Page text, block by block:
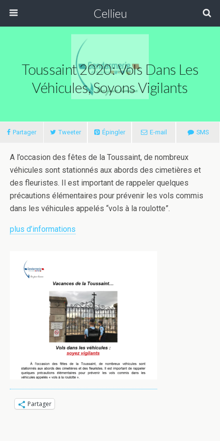
Cellieu
Toussaint 2020: Vols Dans Les
Véhicules, Soyons Vigilants
Partager Tweeter Épingler E-mail SMS
A l’occasion des fêtes de la Toussaint, de nombreux
véhicules sont stationnés aux abords des cimetières et
des fleuristes. Il est important de rappeler quelques
précautions élémentaires pour prévenir les vols commis
dans les véhicules appelés “vols à la roulotte”.
plus d’informations
Partager